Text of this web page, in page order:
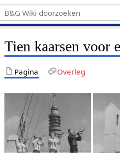
Tien kaarsen voor
Pagina Overleg